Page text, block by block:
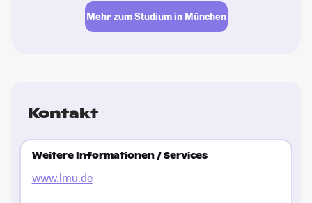
Mehr zum Studium in München
Kontakt
Weitere Informationen / Services
www.lmu.de